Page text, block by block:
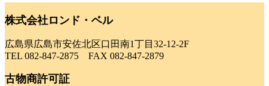
株式会社ロンド・ベル
広島県広島市安佐北区口田南1丁目32-12-2F
TEL 082-847-2875 FAX 082-847-2879
古物商許可証